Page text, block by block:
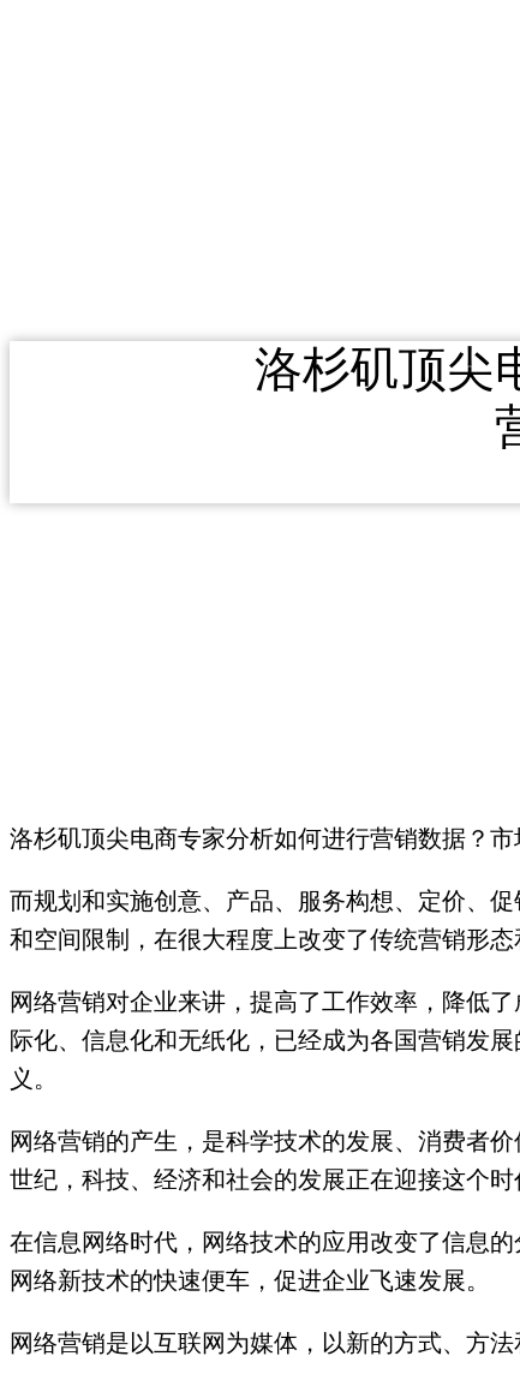
洛杉矶顶尖
洛杉矶顶尖电商专家分析如何进行营销数据？
而规划和实施创意、产品、服务构想、定价、
和空间限制，在很大程度上改变了传统营销形态
网络营销对企业来讲，提高了工作效率，降低
际化、信息化和无纸化，已经成为各国营销发
义。
网络营销的产生，是科学技术的发展、消费者
世纪，科技、经济和社会的发展正在迎接这个
在信息网络时代，网络技术的应用改变了信息
网络新技术的快速便车，促进企业飞速发展。
网络营销是以互联网为媒体，以新的方式、方